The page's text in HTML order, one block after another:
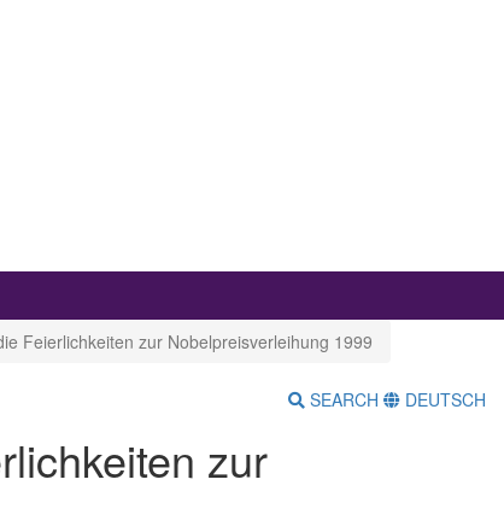
Feierlichkeiten zur Nobelpreisverleihung 1999
SEARCH DEUTSCH
zur